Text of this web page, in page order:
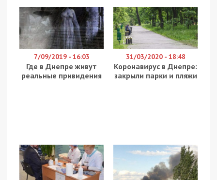
В Україні поки не планують заборонити TikTok на
за тим, що відбувається в інших країнах. Але
таких розмов і конкретних дій в цьому напрямку
немає поки що”, – зазначив міністр.